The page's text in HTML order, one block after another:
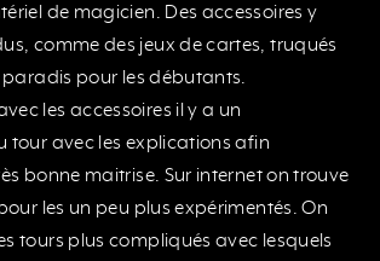
de magicien. Des accessoires y
comme des jeux de cartes, truqués
paradis pour les débutants.
les accessoires il y a un
tour avec les explications afin
bonne maitrise. Sur internet on trouve
les un peu plus expérimentés. On
tours plus compliqués avec lesquels